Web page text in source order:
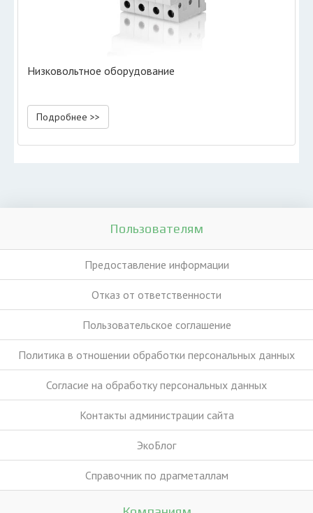
Низковольтное оборудование
Подробнее >>
Пользователям
Предоставление информации
Отказ от ответственности
Пользовательское соглашение
Политика в отношении обработки персональных данных
Согласие на обработку персональных данных
Контакты администрации сайта
ЭкоБлог
Справочник по драгметаллам